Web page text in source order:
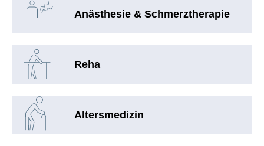
Anästhesie & Schmerztherapie
Reha
Altersmedizin